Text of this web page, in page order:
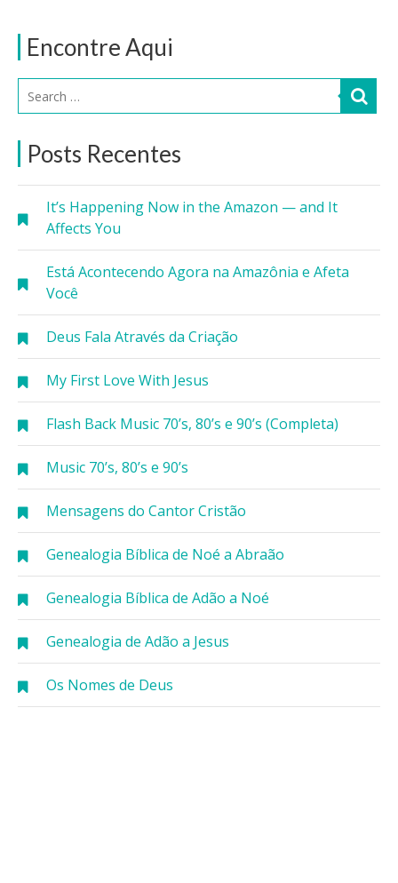
Encontre Aqui
Posts Recentes
It’s Happening Now in the Amazon — and It
Affects You
Está Acontecendo Agora na Amazônia e Afeta
Você
Deus Fala Através da Criação
My First Love With Jesus
Flash Back Music 70’s, 80’s e 90’s (Completa)
Music 70’s, 80’s e 90’s
Mensagens do Cantor Cristão
Genealogia Bíblica de Noé a Abraão
Genealogia Bíblica de Adão a Noé
Genealogia de Adão a Jesus
Os Nomes de Deus